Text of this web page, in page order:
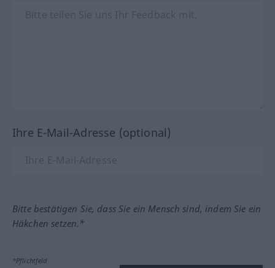
Ihre E-Mail-Adresse (optional)
Bitte bestätigen Sie, dass Sie ein Mensch sind, indem Sie ein
Häkchen setzen.*
*Pflichtfeld